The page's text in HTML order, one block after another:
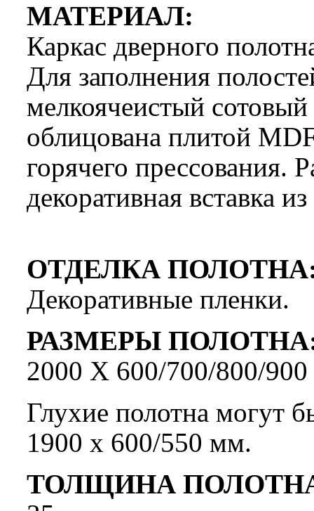
МАТЕРИАЛ:
Каркас дверного
Для заполнения
мелкоячеистый
облицована плитой
горячего прессования.
декоративная
ОТДЕЛКА
Декоративные пленки.
РАЗМЕРЫ
2000 Х 600/700/800/
Глухие полотна могут
1900 х 600/550 мм.
ТОЛЩИНА